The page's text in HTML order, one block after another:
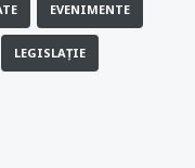
EVENIMENTE
LEGISLAȚIE